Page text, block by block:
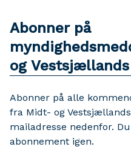
Abonner på
og
Abonner på alle
fra Midt- og
mailadresse nedenfor.
abonnement igen.